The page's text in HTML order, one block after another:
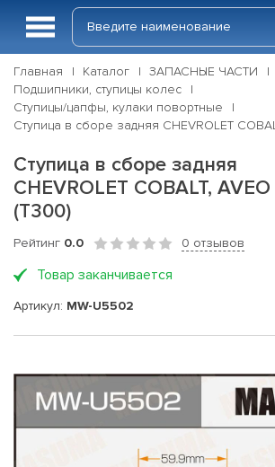
Главная Каталог
ЗАПАСНЫЕ ЧАСТИ
Подшипники, ступицы колес
Ступицы/цапфы, кулаки повортные
Ступица в сборе задняя CHEVROLET
Ступица в сборе задняя
CHEVROLET COBALT, AVEO
(T300)
Рейтинг 0.0 0 отзывов
Товар заканчивается
Артикул: MW-U5502